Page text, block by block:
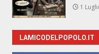
1
LAMICODELPOPOLO.IT